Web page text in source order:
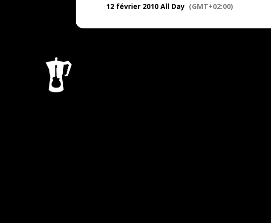
12 février 2010 All Day (GMT+02:00)